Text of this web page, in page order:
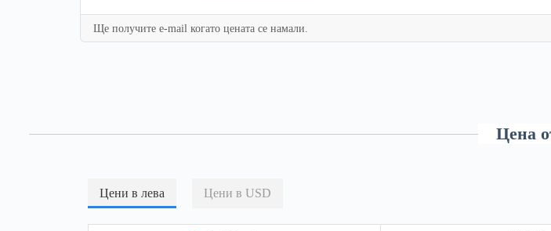
Ще получите e-mail когато цената се намали.
Цена
Цени в лева Цени в USD